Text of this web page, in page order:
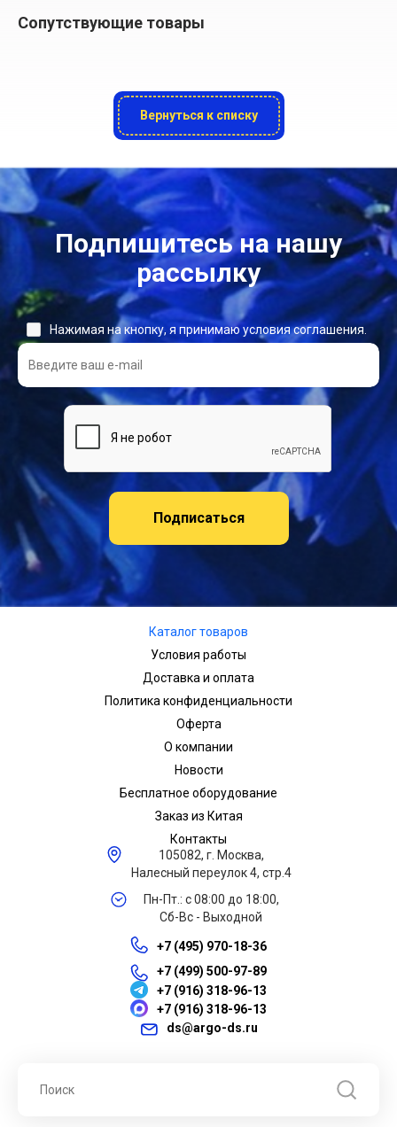
Сопутствующие товары
Вернуться к списку
Подпишитесь на нашу
рассылку
Подписаться
Нажимая на кнопку, я принимаю условия соглашения.
Каталог товаров
Условия работы
Доставка и оплата
Политика конфиденциальности
Оферта
О компании
Новости
Бесплатное оборудование
Заказ из Китая
Контакты
105082, г. Москва,
Налесный переулок 4, стр.4
Пн-Пт.: с 08:00 до 18:00,
Сб-Вс - Выходной
+7 (495) 970-18-36
+7 (499) 500-97-89
+7 (916) 318-96-13
+7 (916) 318-96-13
ds@argo-ds.ru